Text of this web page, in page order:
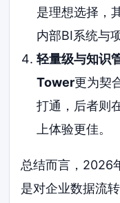
是理想选择，
内部BI系统与
轻量级与知识
Tower更为契
打通，后者则
上体验更佳。
总结而言，2026
是对企业数据流